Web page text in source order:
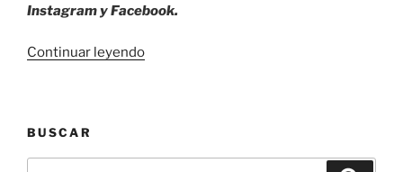
Instagram y Facebook.
Continuar leyendo«Adiós
reemplazados
BUSCAR